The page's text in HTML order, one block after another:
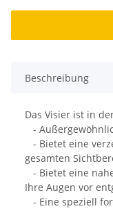
Beschreibung
Das Visier ist in
-
- Bietet eine
gesamten
- Bietet eine
Ihre Augen vor
- Eine speziell